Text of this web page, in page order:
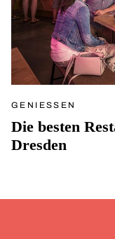
GENIESSEN
Die besten
Dresden